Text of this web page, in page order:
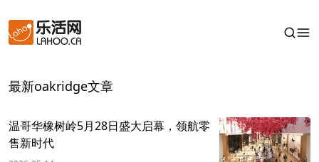
最新oakridge文章
温哥华橡树岭5月28日盛大启幕，领航零
售新时代